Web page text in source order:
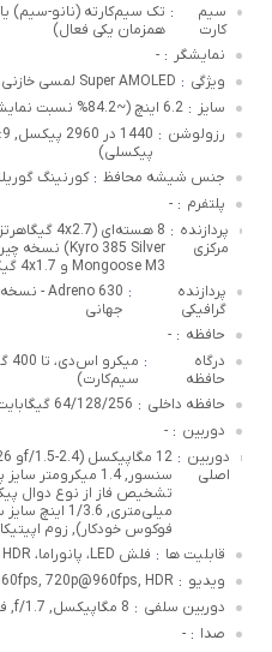
سیم
کارت
: تک سیم‌کارته (نانو-سیم)
همزمان یکی فعال)
نمایشگر :
-
ویژگی : Super AMOLED لمسی خازنی، 16 میلیون رنگ
سایز : 6.2 اینچ (~84.2% نسبت نمایشگر به بدنه)
رزولوشن :
پیکسلی)
جنس شیشه محافظ : کورنینگ
پلتفرم :
-
پردازنده
مرکزی
:
Mongoose M3 و 4x1.7 گیگاهرتز Cortex-A55) نسخه جهانی
پردازنده
گرافیکی
:
جهانی
حافظه :
-
درگاه
حافظه
:
سیم‌کارت)
حافظه داخلی : 64/128/256 گیگابایت, 6 گیگابایت رم
دوربین :
-
دوربین
اصلی
:
سنسور, 1.4
فوکوس خودکار), زوم
قابلیت ها : فلش LED، پانوراما، HDR
ویدیو :
720p@960fps, HDR
دوربین سلفی : 8 مگاپیکسل, f/1.7, فوکوس خودکار, 25 میلی‌متری, 1440p
صدا :
-